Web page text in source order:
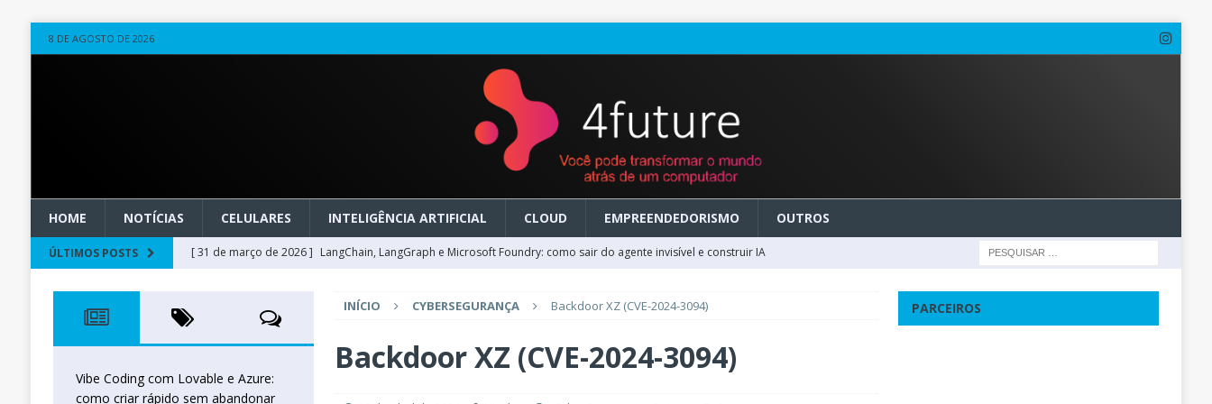
8 DE AGOSTO DE 2026
HOME NOTÍCIAS CELULARES INTELIGÊNCIA ARTIFICIAL CLOUD EMPREENDEDORISMO OUTROS
ÚLTIMOS POSTS [ 31 de março de 2026 ] LangChain, LangGraph e Microsoft Foundry: como sair do agente invisível e construir IA
[ 20 de março de 2026 ]
Microsoft Foundry em GA: como migrar do clássico sem transformar IA em dívida
técnica
INTELIGÊNCIA ARTIFICIAL
[ 27 de fevereiro de 2026 ]
Voice Agents no Microsoft Foundry: como desenhar experiências de voz em tempo
INÍCIO CYBERSEGURANÇA Backdoor XZ (CVE-2024-3094)
Backdoor XZ (CVE-2024-3094)
Vibe Coding com Lovable e Azure:
como criar rápido sem abandonar
PARCEIROS